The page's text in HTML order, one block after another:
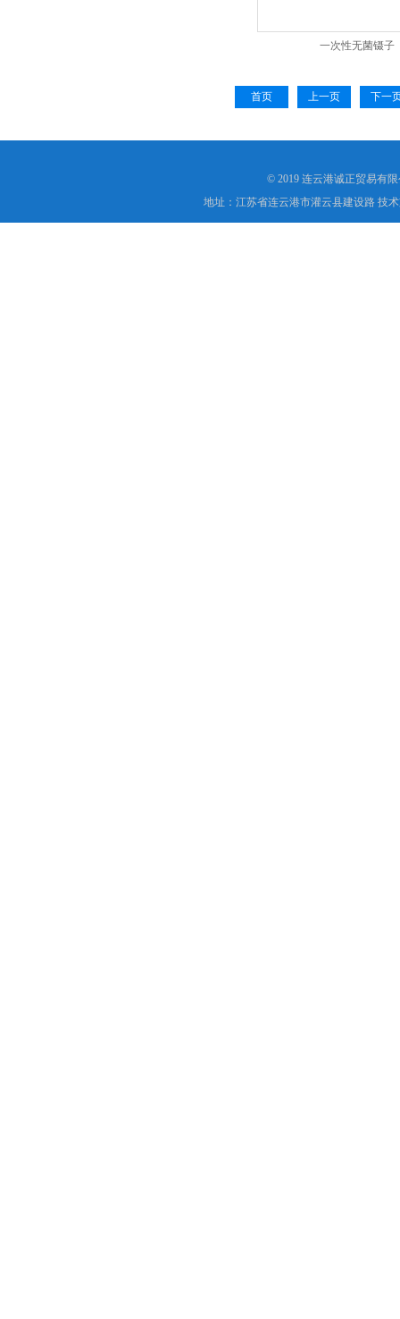
一次性无菌镊子
首页 上一页 下一
© 2019 连云港诚正贸易有
地址：江苏省连云港市灌云县建设路 技